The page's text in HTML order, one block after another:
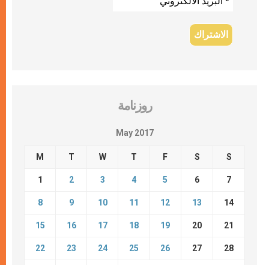
روزنامة
May 2017
M T W T F S S
1 2 3 4 5 6 7
8 9 10 11 12 13 14
15 16 17 18 19 20 21
22 23 24 25 26 27 28